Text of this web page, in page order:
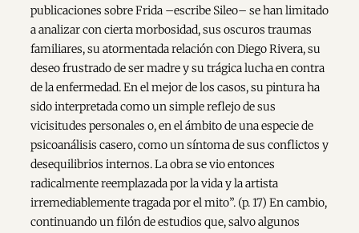
publicaciones sobre Frida –escribe Sileo– se han limitado
a analizar con cierta morbosidad, sus oscuros traumas
familiares, su atormentada relación con Diego Rivera, su
deseo frustrado de ser madre y su trágica lucha en contra
de la enfermedad. En el mejor de los casos, su pintura ha
sido interpretada como un simple reflejo de sus
vicisitudes personales o, en el ámbito de una especie de
psicoanálisis casero, como un síntoma de sus conflictos y
desequilibrios internos. La obra se vio entonces
radicalmente reemplazada por la vida y la artista
irremediablemente tragada por el mito”. (p. 17) En cambio,
continuando un filón de estudios que, salvo algunos